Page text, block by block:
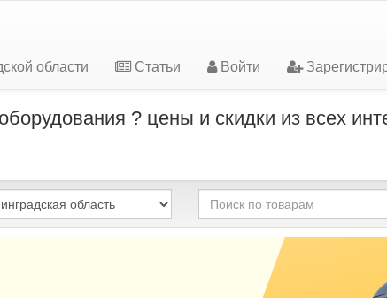
области Статьи Войти
? цены и скидки из всех